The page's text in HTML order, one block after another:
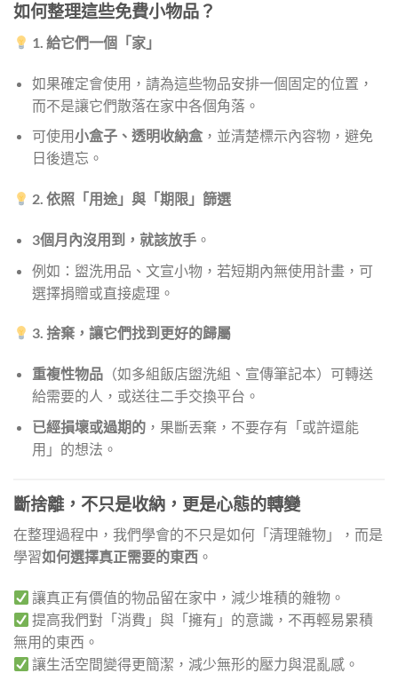
如何整理這些免費小物品？
1. 給它們一個「家」
如果確定會使用，請為這些物品安排一個固定的位置，
而不是讓它們散落在家中各個角落。
可使用小盒子、透明收納盒，並清楚標示內容物，避免
日後遺忘。
2. 依照「用途」與「期限」篩選
3個月內沒用到，就該放手。
例如：盥洗用品、文宣小物，若短期內無使用計畫，可
選擇捐贈或直接處理。
3. 捨棄，讓它們找到更好的歸屬
重複性物品（如多組飯店盥洗組、宣傳筆記本）可轉送
給需要的人，或送往二手交換平台。
已經損壞或過期的，果斷丟棄，不要存有「或許還能
用」的想法。
斷捨離，不只是收納，更是心態的轉變
在整理過程中，我們學會的不只是如何「清理雜物」，而是
學習如何選擇真正需要的東西 。
讓真正有價值的物品留在家中，減少堆積的雜物。
提高我們對「消費」與「擁有」的意識，不再輕易累積
無用的東西。
讓生活空間變得更簡潔，減少無形的壓力與混亂感。